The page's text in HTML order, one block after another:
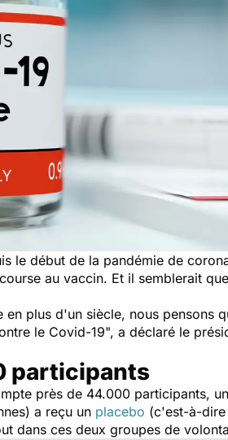
le début de la pandémie de
au vaccin. Et il semblerait
plus d'un siècle, nous pensons
le Covid-19", a déclaré le
participants
près de 44.000 participants,
a reçu un placebo (c'est-à-dire
dans ces deux groupes de